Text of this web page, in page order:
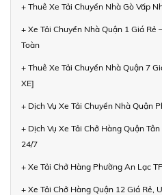
+ Thuê Xe Tải Chuyển Nhà Gò Vấp
+ Xe Tải Chuyển Nhà Quận 1 Giá Rẻ
Toàn
+ Thuê Xe Tải Chuyển Nhà Quận 7
XE]
+ Dịch Vụ Xe Tải Chuyển Nhà Quận
+ Dịch Vụ Xe Tải Chở Hàng Quận
24/7
+ Xe Tải Chở Hàng Phường An Lạc
+ Xe Tải Chở Hàng Quận 12 Giá Rẻ,